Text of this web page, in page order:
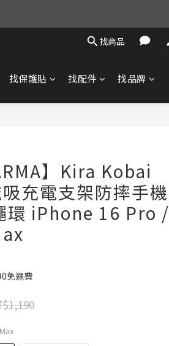
找商品
找保護貼 找配件 找品牌
】Kira Kobai
充電支架防摔手機
環 iPhone 16 Pro /
免運費